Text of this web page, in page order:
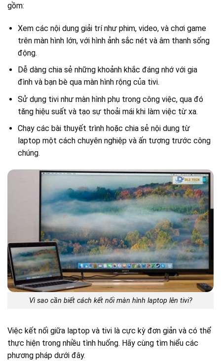
gồm:
Xem các nội dung giải trí như phim, video, và chơi game
trên màn hình lớn, với hình ảnh sắc nét và âm thanh sống
động.
Dễ dàng chia sẻ những khoảnh khắc đáng nhớ với gia
đình và bạn bè qua màn hình rộng của tivi.
Sử dụng tivi như màn hình phụ trong công việc, qua đó
tăng hiệu suất và tạo sự thoải mái khi làm việc từ xa.
Chạy các bài thuyết trình hoặc chia sẻ nội dung từ
laptop một cách chuyên nghiệp và ấn tượng trước công
chúng.
Vì sao cần biết cách kết nối màn hình laptop lên tivi?
Việc kết nối giữa laptop và tivi là cực kỳ đơn giản và có thể
thực hiện trong nhiều tình huống. Hãy cùng tìm hiểu các
phương pháp dưới đây.